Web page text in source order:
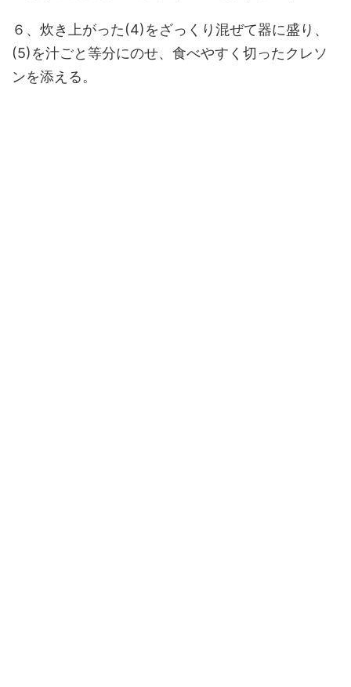
６、炊き上がった(4)をざっくり混ぜて器に盛り、
(5)を汁ごと等分にのせ、食べやすく切ったクレソ
ンを添える。